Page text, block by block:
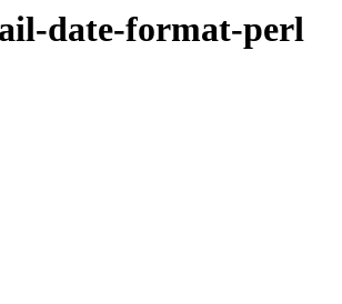
date-format-perl